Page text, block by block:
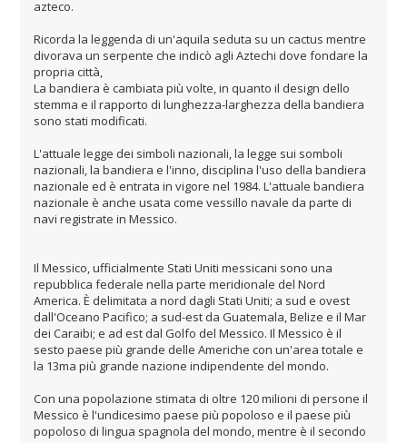
azteco.
Ricorda la leggenda di un'aquila seduta su un cactus mentre
divorava un serpente che indicò agli Aztechi dove fondare la
propria città,
La bandiera è cambiata più volte, in quanto il design dello
stemma e il rapporto di lunghezza-larghezza della bandiera
sono stati modificati.
L'attuale legge dei simboli nazionali, la legge sui somboli
nazionali, la bandiera e l'inno, disciplina l'uso della bandiera
nazionale ed è entrata in vigore nel 1984. L'attuale bandiera
nazionale è anche usata come vessillo navale da parte di
navi registrate in Messico.
Il Messico, ufficialmente Stati Uniti messicani sono una
repubblica federale nella parte meridionale del Nord
America. È delimitata a nord dagli Stati Uniti; a sud e ovest
dall'Oceano Pacifico; a sud-est da Guatemala, Belize e il Mar
dei Caraibi; e ad est dal Golfo del Messico. Il Messico è il
sesto paese più grande delle Americhe con un'area totale e
la 13ma più grande nazione indipendente del mondo.
Con una popolazione stimata di oltre 120 milioni di persone il
Messico è l'undicesimo paese più popoloso e il paese più
popoloso di lingua spagnola del mondo, mentre è il secondo